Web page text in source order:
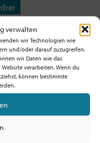
verwalten
wir Technologien wie
und/oder darauf zuzugreifen.
wir Daten wie das
verarbeiten. Wenn du
können bestimmte
bleiben?
mit